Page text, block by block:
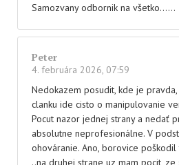
Samozvany odbornik na všetko……
Peter
4. februára 2026, 07:59
Nedokazem posudit, kde je
clanku ide cisto o manipulovanie
Pocut nazor jednej strany a nedať
absolutne neprofesionálne. V
ohováranie. Ano, borovice poškodil
..na druhej strane uz mam pocit,